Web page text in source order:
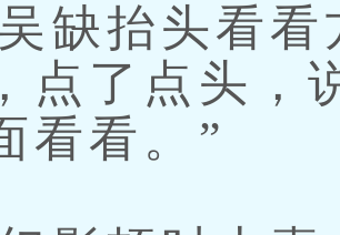
抬头看看
点了点头，
看看。”